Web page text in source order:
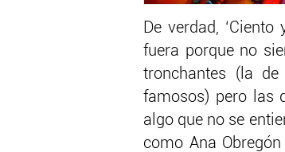
De verdad,
fuera porque no
tronchantes (la
famosos) pero las
algo que no se
como Ana